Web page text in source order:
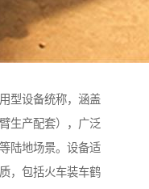
型设备统称，涵盖
生产配套），广泛
陆地场景。设备适
，包括火车装车鹤